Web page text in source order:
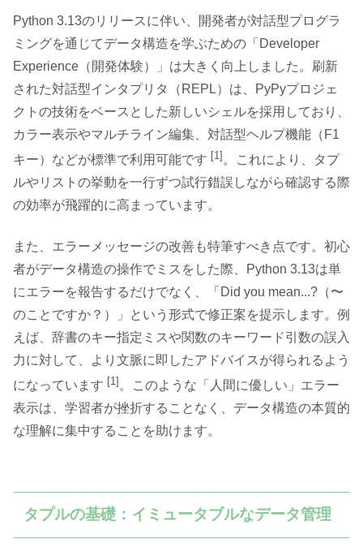
Python 3.13のリリースに伴い、開発者が対話型プログラ
ミングを通じてデータ構造を学ぶための「Developer
Experience（開発体験）」は大きく向上しました。刷新
された対話型インタプリタ（REPL）は、PyPyプロジェ
クトの技術をベースとした新しいシェルを採用しており、
カラー表示やマルチライン編集、対話型ヘルプ機能（F1
キー）などが標準で利用可能です [1] 。これにより、タプ
ルやリストの挙動を一行ずつ試行錯誤しながら確認する際
の効率が飛躍的に高まっています。
また、エラーメッセージの改善も特筆すべき点です。初心
者がデータ構造の操作でミスをした際、Python 3.13は単
にエラーを報告するだけでなく、「Did you mean...?（〜
のことですか？）」という形式で修正案を提示します。例
えば、辞書のキー指定ミスや関数のキーワード引数の誤入
力に対して、より文脈に即したアドバイスが得られるよう
になっています [1] 。このような「人間に優しい」エラー
表示は、学習者が挫折することなく、データ構造の本質的
な理解に集中することを助けます。
タプルの基礎：イミュータブルなデータ管理